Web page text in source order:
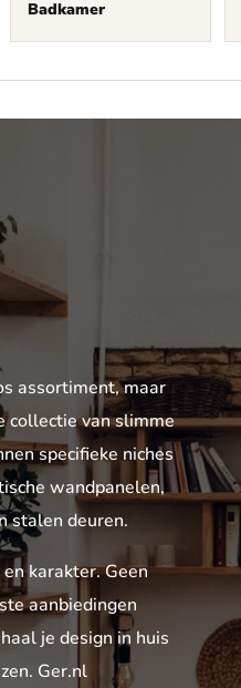
Badkamer
assortiment, maar
collectie van slimme
specifieke niches
wandpanelen,
stalen deuren.
karakter. Geen
aanbiedingen
je design in huis
Ger.nl